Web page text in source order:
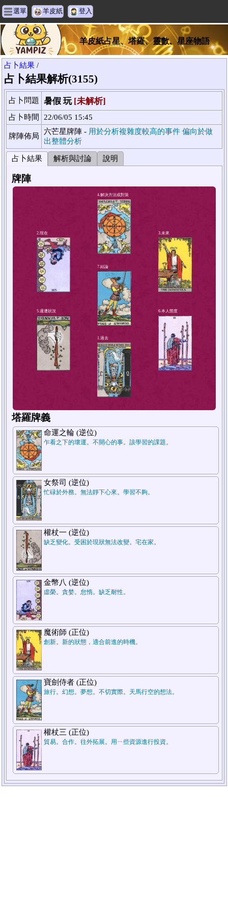
選單 羊皮紙 登入
羊皮紙占星、塔羅、靈數、星座物語
占卜結果 /
占卜結果解析(3155)
占卜問題 暑假 玩 [未解析]
占卜時間 22/06/05 15:45
牌陣佈局
六芒星牌陣 - 用於分析複雜度較高的事件 偏向於做
出整體分析
占卜結果 解析與討論 說明
牌陣
2.現在
4.解決方法或對策
5.週遭狀況
塔羅牌義
命運之輪 (逆位)
乍看之下的壞運。不開心的事。該學習的課題。
女祭司 (逆位)
忙碌於外務。無法靜下心來。學習不夠。
權杖一 (逆位)
缺乏變化。受困於現狀無法改變。宅在家。
金幣八 (逆位)
虛榮。貪婪。怠惰。缺乏耐性。
魔術師 (正位)
創新。新的狀態，適合前進的時機。
寶劍侍者 (正位)
旅行。幻想。夢想。不切實際。天馬行空的想法。
權杖三 (正位)
貿易。合作。往外拓展。用ㄧ些資源進行投資。